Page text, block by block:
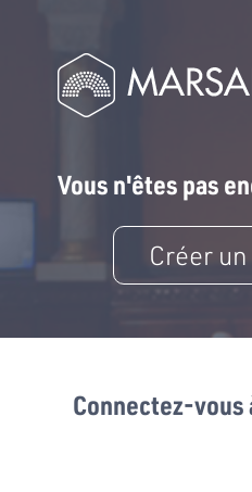
Vous n'êtes pas
Créer
Connectez-vous